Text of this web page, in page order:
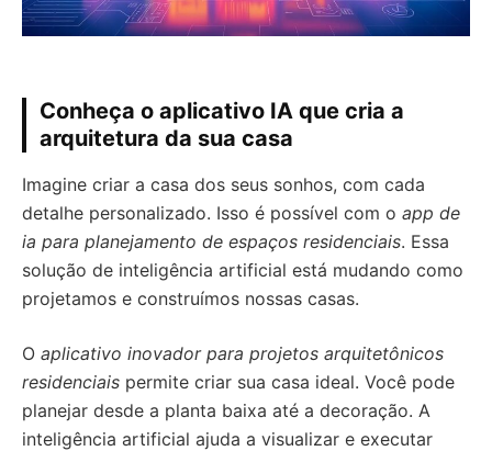
Conheça o aplicativo IA que cria a
arquitetura da sua casa
Imagine criar a casa dos seus sonhos, com cada
detalhe personalizado. Isso é possível com o app de
ia para planejamento de espaços residenciais. Essa
solução de inteligência artificial está mudando como
projetamos e construímos nossas casas.
O aplicativo inovador para projetos arquitetônicos
residenciais permite criar sua casa ideal. Você pode
planejar desde a planta baixa até a decoração. A
inteligência artificial ajuda a visualizar e executar